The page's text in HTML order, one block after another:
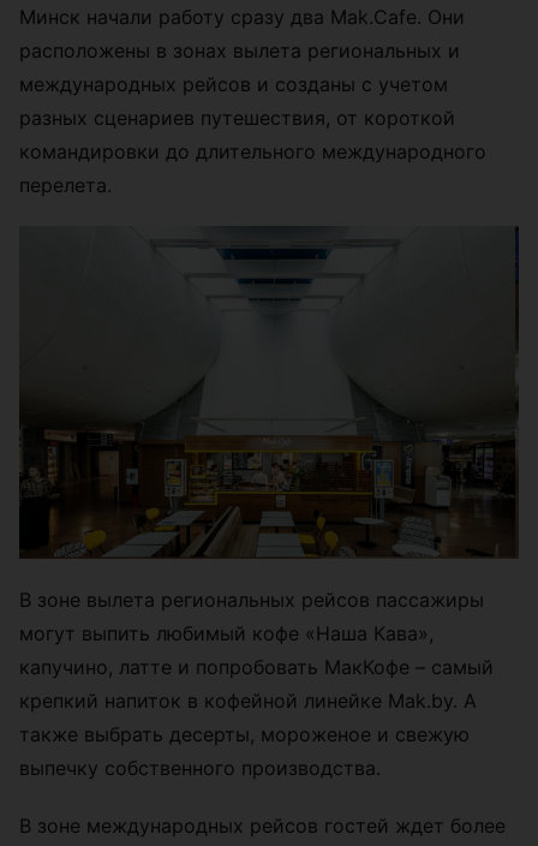
Минск начали работу сразу два Mak.Cafe. Они
расположены в зонах вылета региональных и
международных рейсов и созданы с учетом
разных сценариев путешествия, от короткой
командировки до длительного международного
перелета.
В зоне вылета региональных рейсов пассажиры
могут выпить любимый кофе «Наша Кава»,
капучино, латте и попробовать МакКофе – самый
крепкий напиток в кофейной линейке Mak.by. А
также выбрать десерты, мороженое и свежую
выпечку собственного производства.
В зоне международных рейсов гостей ждет более